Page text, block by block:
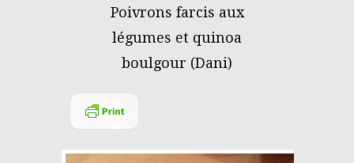
Poivrons farcis aux
légumes et quinoa
boulgour (Dani)